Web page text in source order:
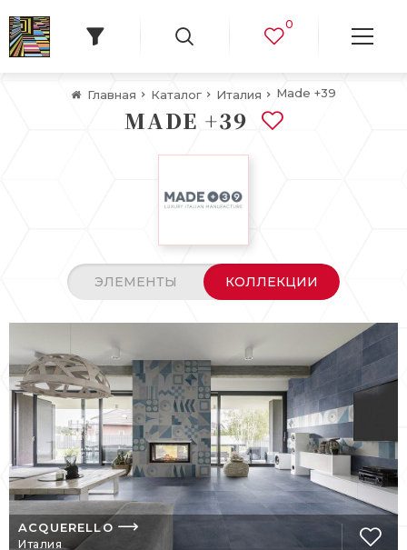
0
Главная Каталог Италия Made +39
MADE +39
ЭЛЕМЕНТЫ КОЛЛЕКЦИИ
ACQUERELLO
Италия